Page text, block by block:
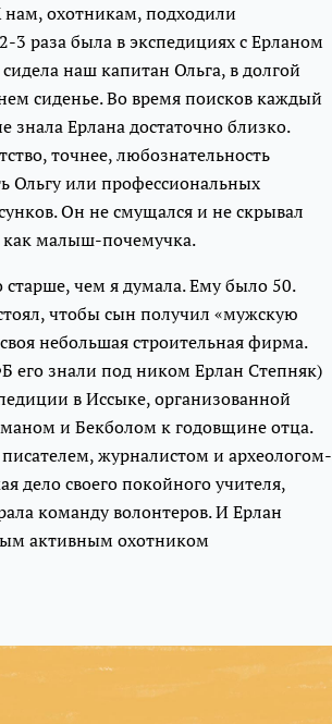
охотникам, подходили
3 раза была в экспедициях с Ерланом
наш капитан Ольга, в долгой
сиденье. Во время поисков каждый
знала Ерлана достаточно близко.
точнее, любознательность
Ольгу или профессиональных
Он не смущался и не скрывал
как малыш-почемучка.
чем я думала. Ему было 50.
чтобы сын получил «мужскую
небольшая строительная фирма.
его знали под ником Ерлан Степняк)
в Иссыке, организованной
и Бекболом к годовщине отца.
журналистом и археологом-
дело своего покойного учителя,
команду волонтеров. И Ерлан
активным охотником